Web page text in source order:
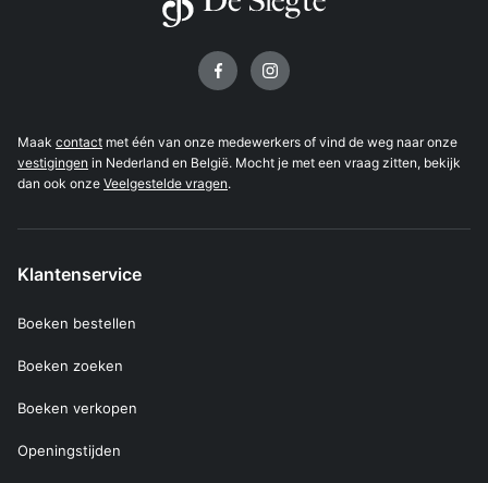
Maak contact met één van onze medewerkers of vind de weg naar onze
vestigingen in Nederland en België. Mocht je met een vraag zitten, bekijk
dan ook onze Veelgestelde vragen.
Klantenservice
Boeken bestellen
Boeken zoeken
Boeken verkopen
Openingstijden